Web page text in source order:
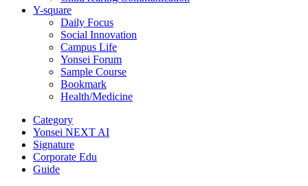
Y-square
Daily Focus
Social Innovation
Campus Life
Yonsei Forum
Sample Course
Bookmark
Health/Medicine
Category
Yonsei NEXT AI
Signature
Corporate Edu
Guide